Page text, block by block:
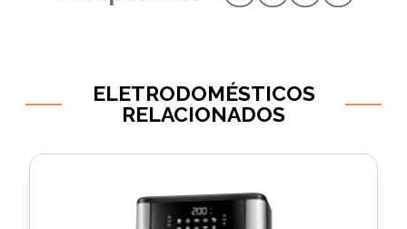
ELETRODOMÉSTICOS
RELACIONADOS